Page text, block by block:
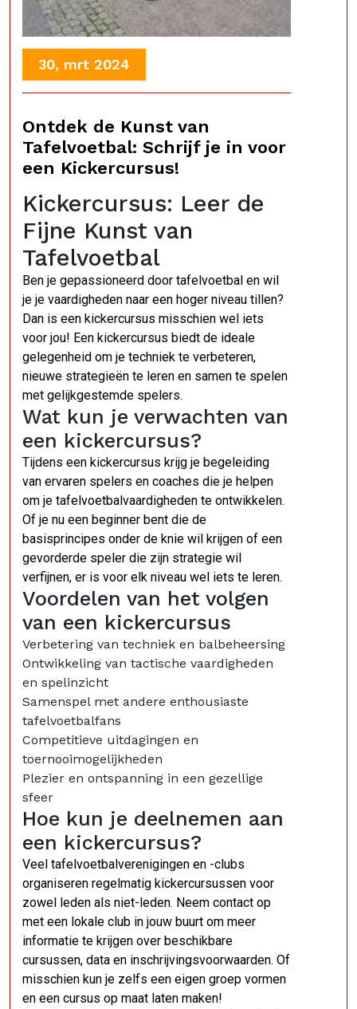
30, mrt 2024
Ontdek de Kunst van
Tafelvoetbal: Schrijf je in voor
een Kickercursus!
Kickercursus: Leer de
Fijne Kunst van
Tafelvoetbal
Ben je gepassioneerd door tafelvoetbal en wil
je je vaardigheden naar een hoger niveau tillen?
Dan is een kickercursus misschien wel iets
voor jou! Een kickercursus biedt de ideale
gelegenheid om je techniek te verbeteren,
nieuwe strategieën te leren en samen te spelen
met gelijkgestemde spelers.
Wat kun je verwachten van
een kickercursus?
Tijdens een kickercursus krijg je begeleiding
van ervaren spelers en coaches die je helpen
om je tafelvoetbalvaardigheden te ontwikkelen.
Of je nu een beginner bent die de
basisprincipes onder de knie wil krijgen of een
gevorderde speler die zijn strategie wil
verfijnen, er is voor elk niveau wel iets te leren.
Voordelen van het volgen
van een kickercursus
Verbetering van techniek en balbeheersing
Ontwikkeling van tactische vaardigheden
en spelinzicht
Samenspel met andere enthousiaste
tafelvoetbalfans
Competitieve uitdagingen en
toernooimogelijkheden
Plezier en ontspanning in een gezellige
sfeer
Hoe kun je deelnemen aan
een kickercursus?
Veel tafelvoetbalverenigingen en -clubs
organiseren regelmatig kickercursussen voor
zowel leden als niet-leden. Neem contact op
met een lokale club in jouw buurt om meer
informatie te krijgen over beschikbare
cursussen, data en inschrijvingsvoorwaarden. Of
misschien kun je zelfs een eigen groep vormen
en een cursus op maat laten maken!